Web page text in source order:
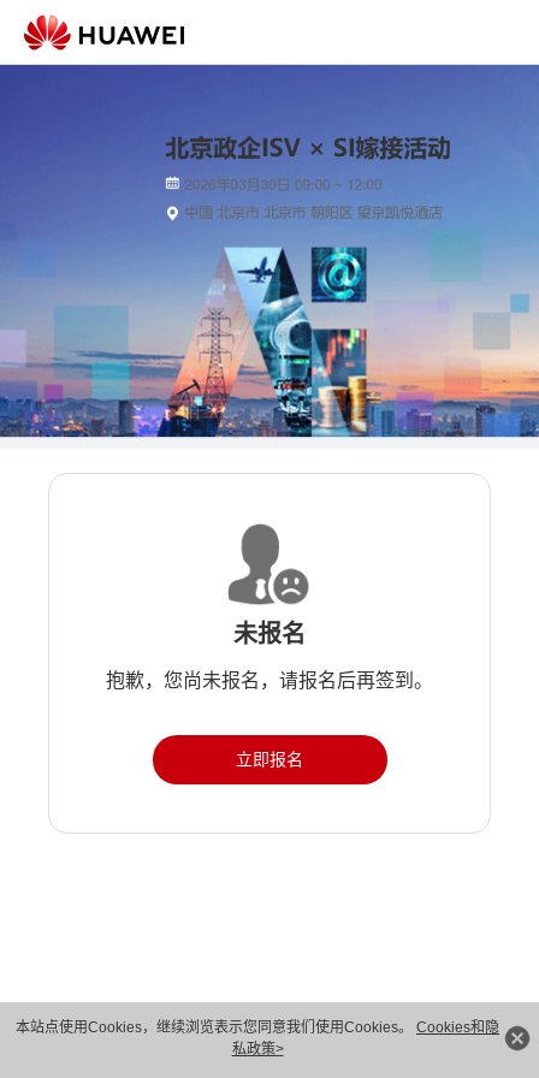
本站点使用Cookies，继续浏览表示您同意我们使用Cookies。 Cookies和隐
私政策>
未报名
抱歉，您尚未报名，请报名后再签到。
立即报名
版权所有 © 华为技术有限公司 1998-2026。 保留一切权利。粤A2-20044005号
隐私保护
法律声明